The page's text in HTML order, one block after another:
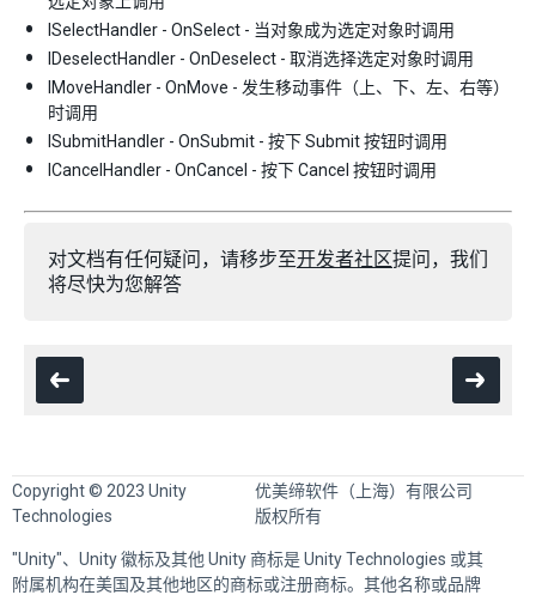
ISelectHandler - OnSelect - 当对象成为选定对象时调用
IDeselectHandler - OnDeselect - 取消选择选定对象时调用
IMoveHandler - OnMove - 发生移动事件（上、下、左、右等）
时调用
ISubmitHandler - OnSubmit - 按下 Submit 按钮时调用
ICancelHandler - OnCancel - 按下 Cancel 按钮时调用
对文档有任何疑问，请移步至开发者社区提问，我们
将尽快为您解答
Copyright © 2023 Unity
Technologies
优美缔软件（上海）有限公司
版权所有
"Unity"、Unity 徽标及其他 Unity 商标是 Unity Technologies 或其
附属机构在美国及其他地区的商标或注册商标。其他名称或品牌